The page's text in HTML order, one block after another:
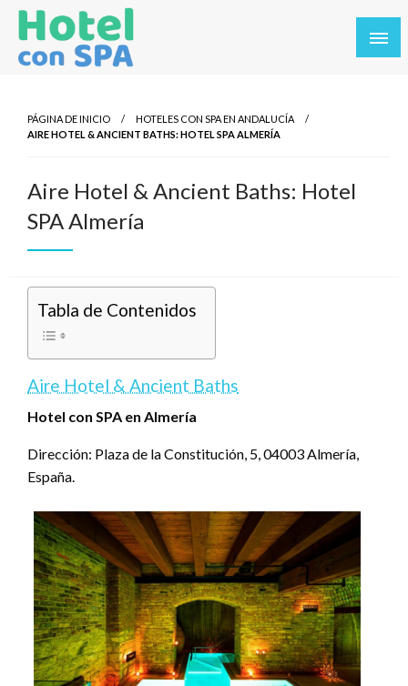
Saltar
contenido
PÁGINA DE INICIO
HOTELES CON SPA EN ANDALUCÍA
AIRE HOTEL & ANCIENT BATHS: HOTEL SPA ALMERÍA
Aire Hotel & Ancient Baths: Hotel
SPA Almería
Tabla de Contenidos
Aire Hotel & Ancient Baths
Hotel con SPA en Almería
Dirección: Plaza de la Constitución, 5, 04003 Almería,
España.